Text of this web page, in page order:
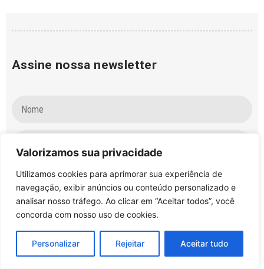
Valorizamos sua privacidade
Utilizamos cookies para aprimorar sua experiência de
navegação, exibir anúncios ou conteúdo personalizado e
analisar nosso tráfego. Ao clicar em “Aceitar todos”, você
concorda com nosso uso de cookies.
Personalizar Rejeitar Aceitar tudo
Assine nossa newsletter
Enviar
Tags: Biodiversidade , Câmara dos Deputados
Congresso Nacional COP15, diário oficial,
Ministério do Meio Ambiente, presidente Lula,